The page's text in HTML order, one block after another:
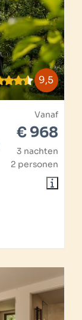
9,5
Vanaf
€ 968
3 nachten
2 personen